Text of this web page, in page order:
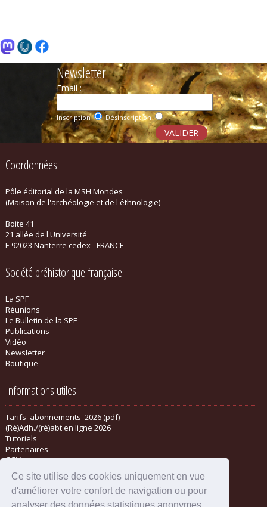
Ce site utilise des cookies uniquement en vue
d'améliorer votre confort de navigation ou pour
analyser des données statistiques anonymes.
Newsletter
Email :
Inscription Désinscription
Coordonnées
Pôle éditorial de la MSH Mondes
(Maison de l'archéologie et de l'éthnologie)
Boite 41
21 allée de l'Université
F-92023 Nanterre cedex - FRANCE
Société préhistorique française
La SPF
Réunions
Le Bulletin de la SPF
Publications
Vidéo
Newsletter
Boutique
Informations utiles
Tarifs_abonnements_2026 (pdf)
(Ré)Adh./(ré)abt en ligne 2026
Tutoriels
Partenaires
CGV